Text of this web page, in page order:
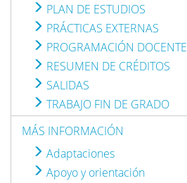
PLAN DE ESTUDIOS
PRÁCTICAS EXTERNAS
PROGRAMACIÓN DOCENTE
RESUMEN DE CRÉDITOS
SALIDAS
TRABAJO FIN DE GRADO
MÁS INFORMACIÓN
Adaptaciones
Apoyo y orientación